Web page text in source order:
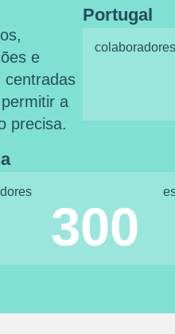
e
centradas
a
precisa.
Portugal
colaboradores
300